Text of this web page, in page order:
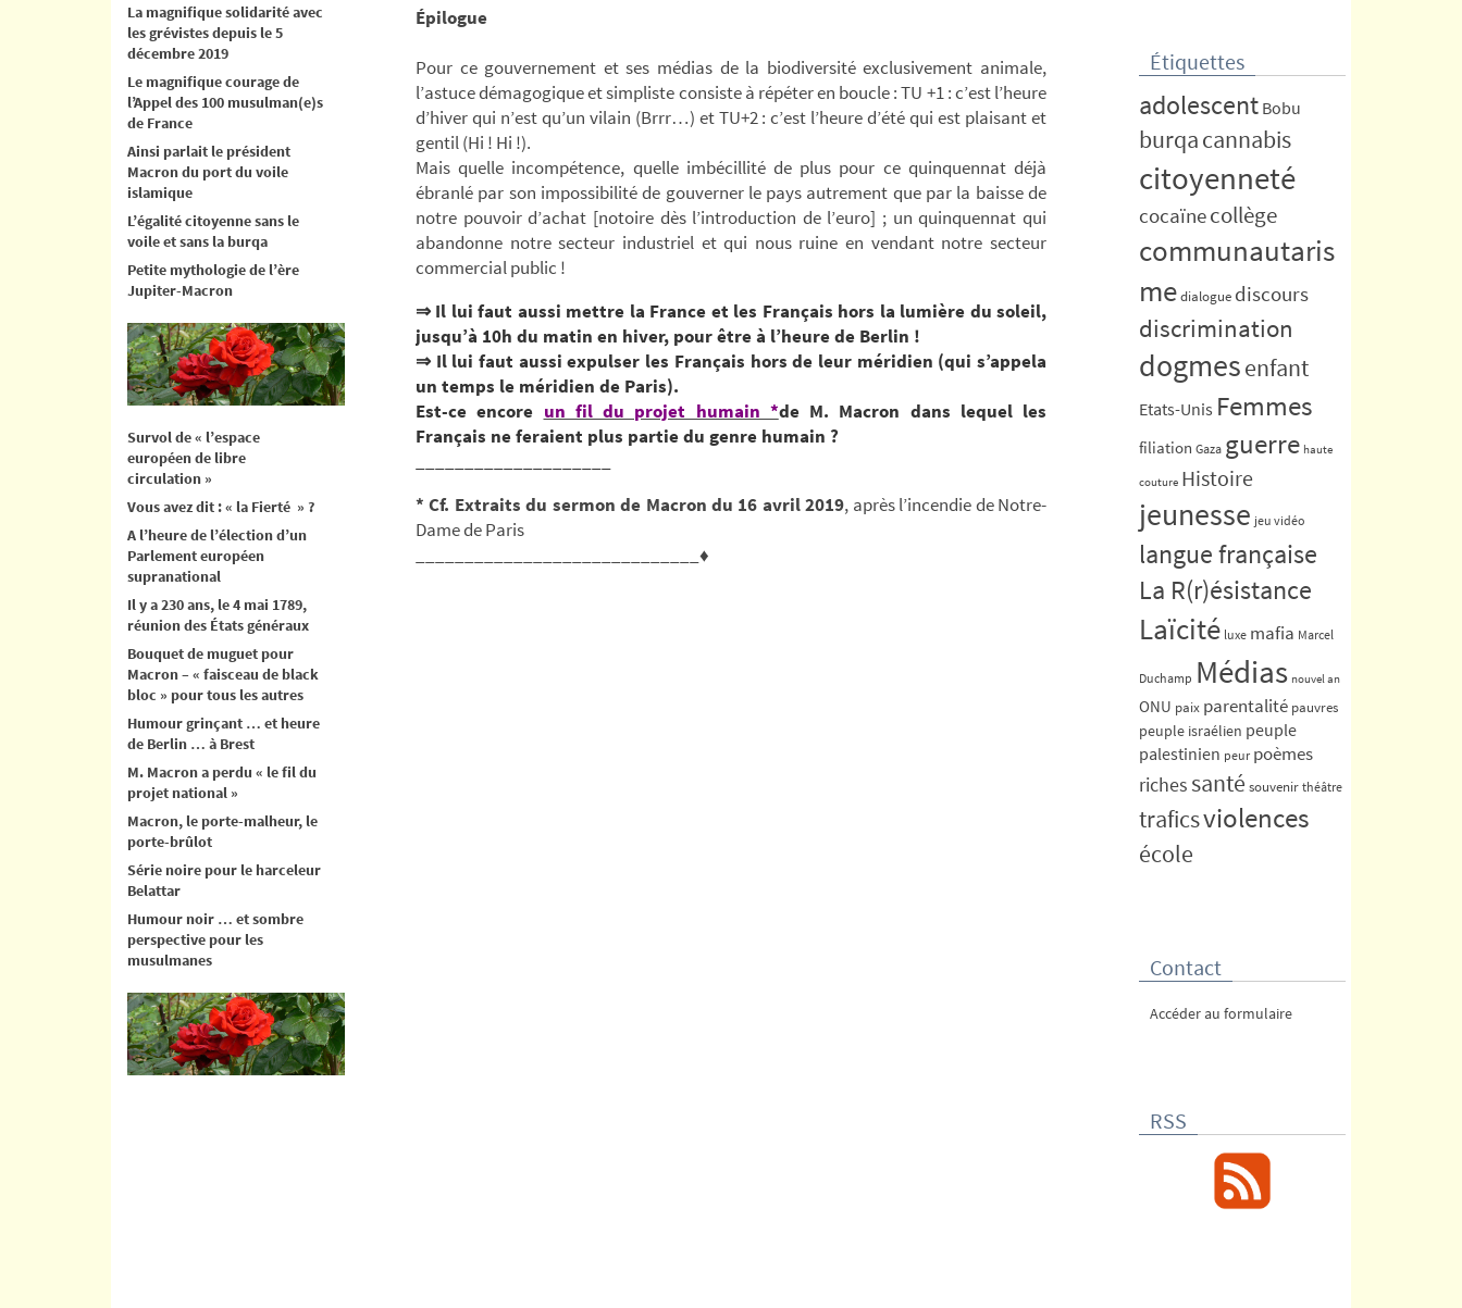
Épilogue
Pour ce gouvernement et ses médias de la biodiversité exclusivement animale,
l’astuce démagogique et simpliste consiste à répéter en boucle : TU +1 : c’est l’heure
d’hiver qui n’est qu’un vilain (Brrr…) et TU+2 : c’est l’heure d’été qui est plaisant et
gentil (Hi ! Hi !).
Mais quelle incompétence, quelle imbécillité de plus pour ce quinquennat déjà
ébranlé par son impossibilité de gouverner le pays autrement que par la baisse de
notre pouvoir d’achat [notoire dès l’introduction de l’euro] ; un quinquennat qui
abandonne notre secteur industriel et qui nous ruine en vendant notre secteur
commercial public !
⇒ Il lui faut aussi mettre la France et les Français hors la lumière du soleil,
jusqu’à 10h du matin en hiver, pour être à l’heure de Berlin !
⇒ Il lui faut aussi expulser les Français hors de leur méridien (qui s’appela
un temps le méridien de Paris).
Est-ce encore un fil du projet humain *de M. Macron dans lequel les
Français ne feraient plus partie du genre humain ?
* Cf. Extraits du sermon de Macron du 16 avril 2019, après l’incendie de Notre-
Dame de Paris
_____________________________♦
La magnifique solidarité avec
les grévistes depuis le 5
décembre 2019
Le magnifique courage de
l’Appel des 100 musulman(e)s
de France
Ainsi parlait le président
Macron du port du voile
islamique
L’égalité citoyenne sans le
voile et sans la burqa
Petite mythologie de l’ère
Jupiter-Macron
Survol de « l’espace
européen de libre
circulation »
Vous avez dit : « la Fierté » ?
A l’heure de l’élection d’un
Parlement européen
supranational
Il y a 230 ans, le 4 mai 1789,
réunion des États généraux
Bouquet de muguet pour
Macron – « faisceau de black
bloc » pour tous les autres
Humour grinçant … et heure
de Berlin … à Brest
M. Macron a perdu « le fil du
projet national »
Macron, le porte-malheur, le
porte-brûlot
Série noire pour le harceleur
Belattar
Humour noir … et sombre
perspective pour les
musulmanes
Étiquettes
adolescent Bobu
burqacannabis
citoyenneté
cocaïnecollège
communautaris
medialogue discours
discrimination
dogmesenfant
Etats-Unis Femmes
filiation Gaza guerre haute
couture Histoire
jeunesse jeu vidéo
langue française
La R(r)ésistance
Laïcité luxe mafia Marcel
Duchamp Médias nouvel an
ONU paix parentalité pauvres
peuple israélien peuple
palestinien peur poèmes
riches santé souvenir théâtre
traficsviolences
école
Contact
Accéder au formulaire
RSS